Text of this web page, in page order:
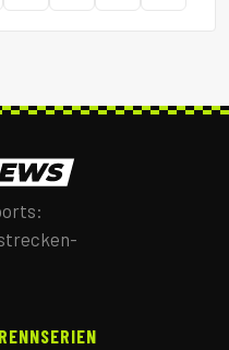
RENNSERIEN